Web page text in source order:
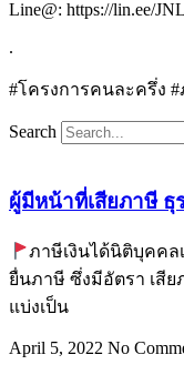
Line@: https://lin.ee/
.
#โครงการคนละครึ่ง
Search
ผู้มีหน้าที่เสียภาษี ธุ
ภาษีเงินได้นิติบุคคล
ยื่นภาษี ซึ่งมีอัตรา เสี
แบ่งเป็น
April 5, 2022 No